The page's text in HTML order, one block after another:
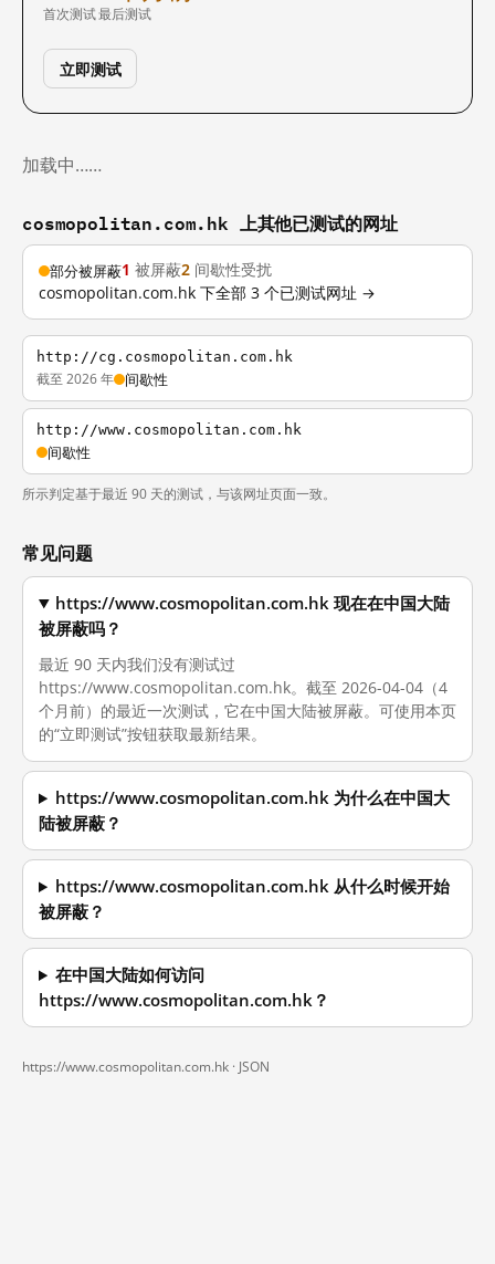
首次测试最后测试
立即测试
加载中……
cosmopolitan.com.hk 上其他已测试的网址
部分被屏蔽1 被屏蔽2 间歇性受扰
cosmopolitan.com.hk 下全部 3 个已测试网址 →
http://cg.cosmopolitan.com.hk
截至 2026 年 间歇性
http://www.cosmopolitan.com.hk
间歇性
所示判定基于最近 90 天的测试，与该网址页面一致。
常见问题
https://www.cosmopolitan.com.hk 现在在中国大陆
被屏蔽吗？
最近 90 天内我们没有测试过
https://www.cosmopolitan.com.hk。截至 2026-04-04（4
个月前）的最近一次测试，它在中国大陆被屏蔽。可使用本页
的“立即测试”按钮获取最新结果。
https://www.cosmopolitan.com.hk 为什么在中国大
陆被屏蔽？
https://www.cosmopolitan.com.hk 从什么时候开始
被屏蔽？
在中国大陆如何访问
https://www.cosmopolitan.com.hk？
https://www.cosmopolitan.com.hk · JSON